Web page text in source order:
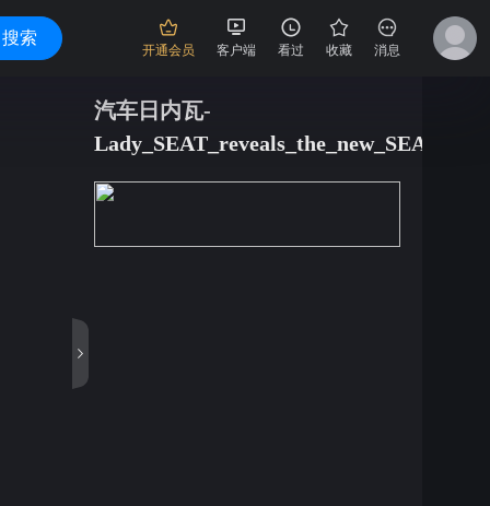
搜索
开通会员 客户端 看过 收藏 消息
汽车日内瓦-